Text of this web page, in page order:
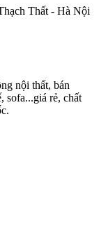
Thất - Hà Nội
nội thất, bán
sofa...giá rẻ, chất